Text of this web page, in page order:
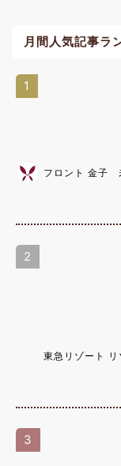
月間人気記事ラ
1
フロント 金子
2
東急リゾート
3